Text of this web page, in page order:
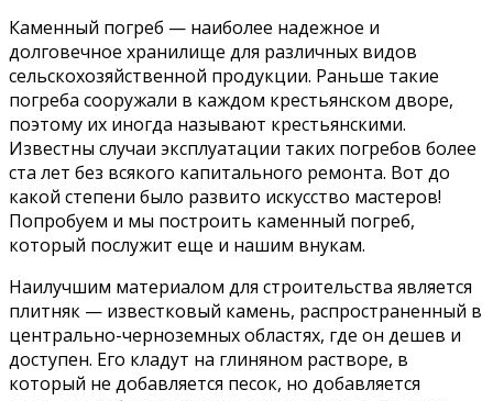
Каменный погреб — наиболее надежное и
долговечное хранилище для различных видов
сельскохозяйственной продукции. Раньше такие
погреба сооружали в каждом крестьянском дворе,
поэтому их иногда называют крестьянскими.
Известны случаи эксплуатации таких погребов более
ста лет без всякого капитального ремонта. Вот до
какой степени было развито искусство мастеров!
Попробуем и мы построить каменный погреб,
который послужит еще и нашим внукам.
Наилучшим материалом для строительства является
плитняк — известковый камень, распространенный в
центрально-черноземных областях, где он дешев и
доступен. Его кладут на глиняном растворе, в
который не добавляется песок, но добавляется